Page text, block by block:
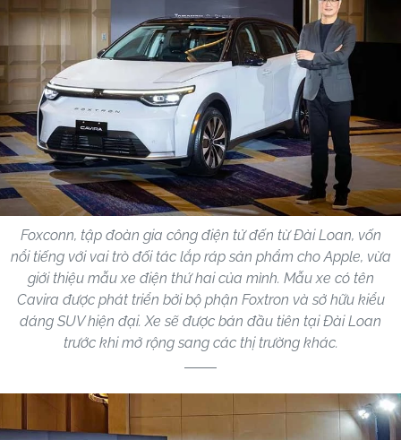
Foxconn, tập đoàn gia công điện tử đến từ Đài Loan, vốn
nổi tiếng với vai trò đối tác lắp ráp sản phẩm cho Apple, vừa
giới thiệu mẫu xe điện thứ hai của mình. Mẫu xe có tên
Cavira được phát triển bởi bộ phận Foxtron và sở hữu kiểu
dáng SUV hiện đại. Xe sẽ được bán đầu tiên tại Đài Loan
trước khi mở rộng sang các thị trường khác.